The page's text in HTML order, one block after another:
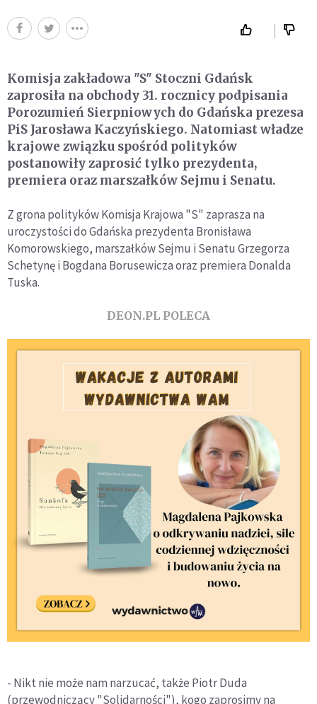
Komisja zakładowa "S" Stoczni Gdańsk
zaprosiła na obchody 31. rocznicy podpisania
Porozumień Sierpniowych do Gdańska prezesa
PiS Jarosława Kaczyńskiego. Natomiast władze
krajowe związku spośród polityków
postanowiły zaprosić tylko prezydenta,
premiera oraz marszałków Sejmu i Senatu.
Z grona polityków Komisja Krajowa "S" zaprasza na
uroczystości do Gdańska prezydenta Bronisława
Komorowskiego, marszałków Sejmu i Senatu Grzegorza
Schetynę i Bogdana Borusewicza oraz premiera Donalda
Tuska.
DEON.PL POLECA
- Nikt nie może nam narzucać, także Piotr Duda
(przewodniczący "Solidarności"), kogo zaprosimy na